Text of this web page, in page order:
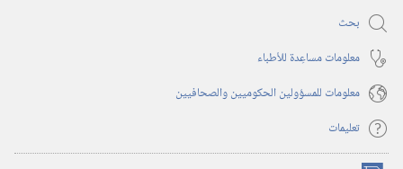
بحث
معلومات مساعِدة للأطباء
معلومات للمسؤولين الحكوميين والصحافيين
تعليمات